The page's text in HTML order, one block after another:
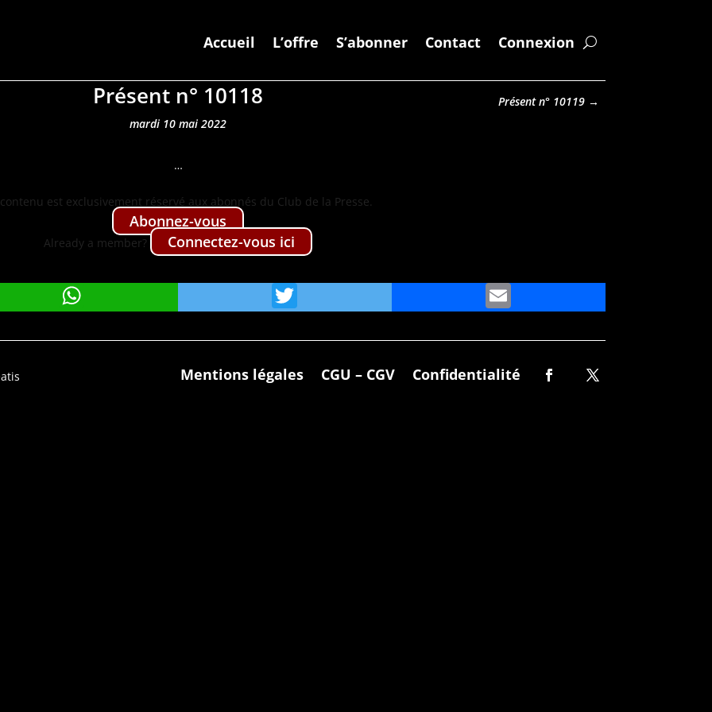
Accueil L’offre S’abonner Contact Connexion
Présent n° 10118
mardi 10 mai 2022
Présent n° 10119→
…
est exclu­sive­ment réservé aux abon­nés du Club de la Presse.
Abon­nez-vous
Already a mem­ber? Con­nectez-vous ici
Mentions légales CGU – CGV Confidentialité